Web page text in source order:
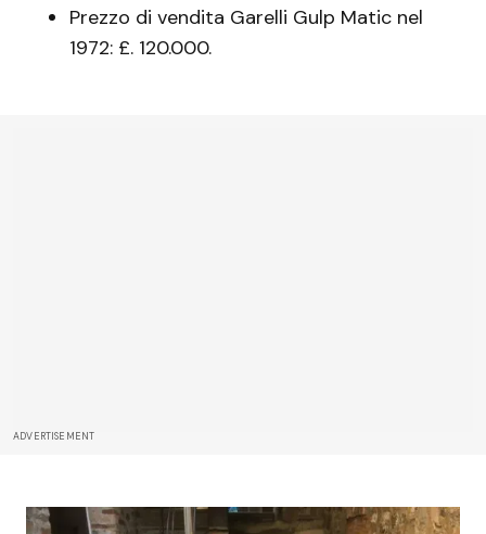
Prezzo di vendita Garelli Gulp Matic nel
1972: £. 120.000.
ADVERTISEMENT